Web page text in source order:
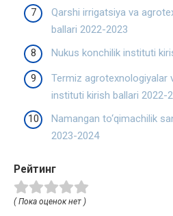
Qarshi irrigatsiya va
ballari 2022-2023
Nukus konchilik instituti
Termiz agrotexnologiyalar
instituti kirish ballari 2022-
Namangan to‘qimachilik
2023-2024
Рейтинг
( Пока оценок нет )